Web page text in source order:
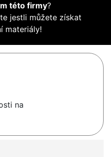
této firmy?
jestli můžete získat
materiály!
na